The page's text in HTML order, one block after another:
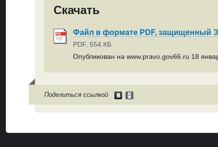
Скачать
Файл в формате PDF, защищенный
PDF, 554 КБ
Опубликован на www.pravo.gov66.ru 18
Поделиться ссылкой